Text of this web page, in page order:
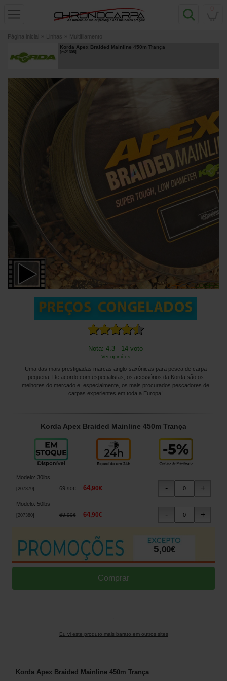
Página inicial » Linhas » Multifilamento
Korda Apex Braided Mainline 450m Trança
m21308]
Nota: 4.3 - 14 voto
Ver opiniões
Uma das mais prestigiadas marcas anglo-saxônicas para pesca de carpa
pequena. De acordo com especialistas, os acessórios da Korda são os
melhores do mercado e, especialmente, os mais procurados pescadores de
carpas experientes em toda a Europa!
Korda Apex Braided Mainline 450m Trança
Modelo: 30lbs
207379] 69,90€ 64,90€
Modelo: 50lbs
207380] 69,90€ 64,90€
5,00€
Eu vi este produto mais barato em outros sites
Korda Apex Braided Mainline 450m Trança